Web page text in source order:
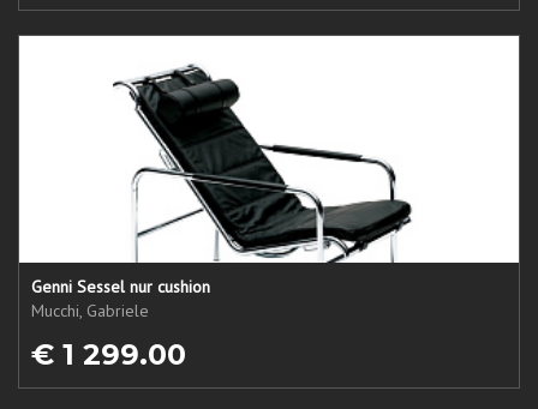
Genni Sessel nur cushion
Mucchi, Gabriele
€ 1 299.00